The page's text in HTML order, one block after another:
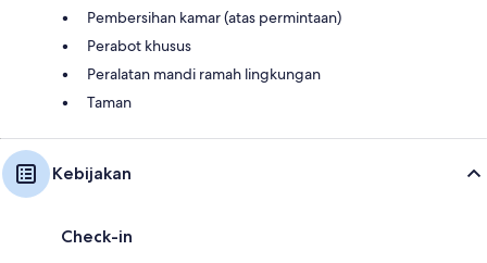
Pembersihan kamar (atas permintaan)
Perabot khusus
Peralatan mandi ramah lingkungan
Taman
Kebijakan
Check-in